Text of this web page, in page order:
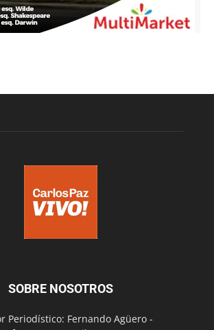
SOBRE NOSOTROS
Periodístico: Fernando Agüero -